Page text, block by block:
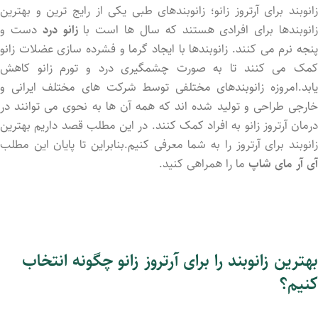
زانوبند برای آرتروز زانو؛ زانوبندهای طبی یکی از رایج ترین و بهترین
زانوبندها برای افرادی هستند که سال ها است بازانو درد دست و
پنجه نرم می کنند. زانوبندها با ایجاد گرما و فشرده سازی عضلات زانو
کمک می کنند تا به صورت چشمگیری درد و تورم زانو کاهش
یابد.امروزه زانوبندهای مختلفی توسط شرکت های مختلف ایرانی و
خارجی طراحی و تولید شده اند که همه آن ها به نحوی می توانند در
درمان آرتروز زانو به افراد کمک کنند. در این مطلب قصد داریم بهترین
زانوبند برای آرتروز را به شما معرفی کنیم.بنابراین تا پایان این مطلب
آی آر مای شاپ ما را همراهی کنید.
بهترین زانوبند را برای آرتروز زانو چگونه انتخاب
کنیم؟